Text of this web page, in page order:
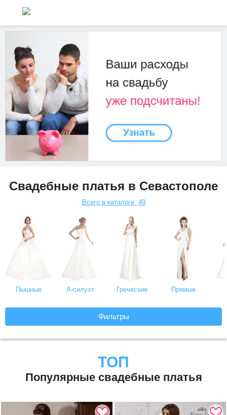
Свадебные платья в Севастополе
Всего в каталоге: 49
Пышные А-силуэт Греческие Прямые
Фильтры
ТОП
Популярные свадебные платья